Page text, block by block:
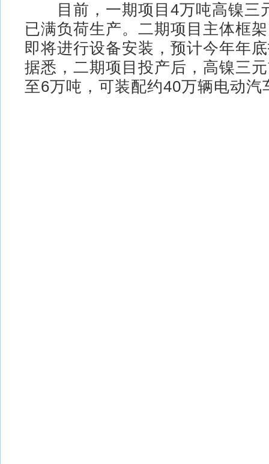
目前，一期项目4万吨高镍三
已满负荷生产。二期项目主体框
即将进行设备安装，预计今年年
据悉，二期项目投产后，高镍三
至6万吨，可装配约40万辆电动汽